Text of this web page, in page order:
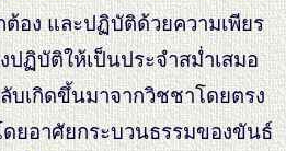
อง และปฏิบัติด้วยความเพียร
ปฏิบัติให้เป็นประจำสม่ำเสมอ
บเกิดขึ้นมาจากวิชชาโดยตรง
ยอาศัยกระบวนธรรมของขันธ์